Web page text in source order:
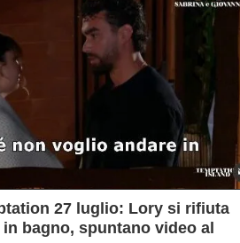
27 luglio: Lory si rifiuta
bagno, spuntano video al